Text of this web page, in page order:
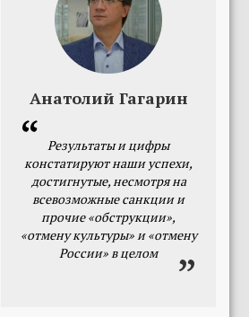
Анатолий Гагарин
Результаты и цифры
констатируют наши успехи,
достигнутые, несмотря на
всевозможные санкции и
прочие «обструкции»,
«отмену культуры» и «отмену
России» в целом